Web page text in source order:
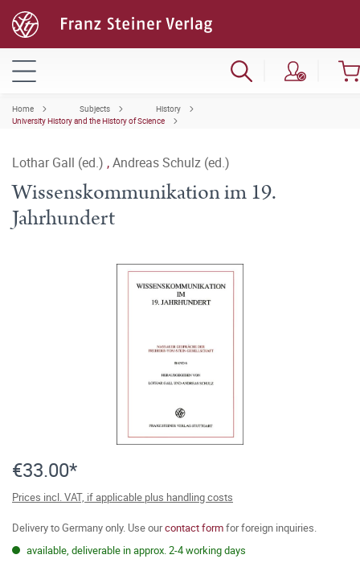
Home Subjects
History
University History and the History of Science
Lothar Gall (ed.) ,Andreas Schulz (ed.)
Wissenskommunikation im 19.
Jahrhundert
€33.00*
Prices incl. VAT, if applicable plus handling costs
Delivery to Germany only. Use ourcontact formfor foreign inquiries.
available, deliverable in approx. 2-4 working days